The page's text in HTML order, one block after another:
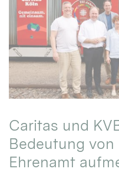
Caritas und
Bedeutung
Ehrenamt